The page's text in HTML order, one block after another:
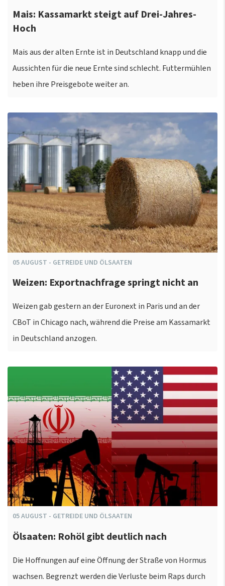
Mais: Kassamarkt steigt auf Drei-Jahres-
Hoch
Mais aus der alten Ernte ist in Deutschland knapp und die
Aussichten für die neue Ernte sind schlecht. Futtermühlen
heben ihre Preisgebote weiter an.
05AUGUST - GETREIDE UND ÖLSAATEN
Weizen: Exportnachfrage springt nicht an
Weizen gab gestern an der Euronext in Paris und an der
CBoT in Chicago nach, während die Preise am Kassamarkt
in Deutschland anzogen.
05AUGUST - GETREIDE UND ÖLSAATEN
Ölsaaten: Rohöl gibt deutlich nach
Die Hoffnungen auf eine Öffnung der Straße von Hormus
wachsen. Begrenzt werden die Verluste beim Raps durch